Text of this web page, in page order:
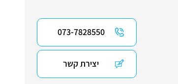
073-7828550
יצירת קשר